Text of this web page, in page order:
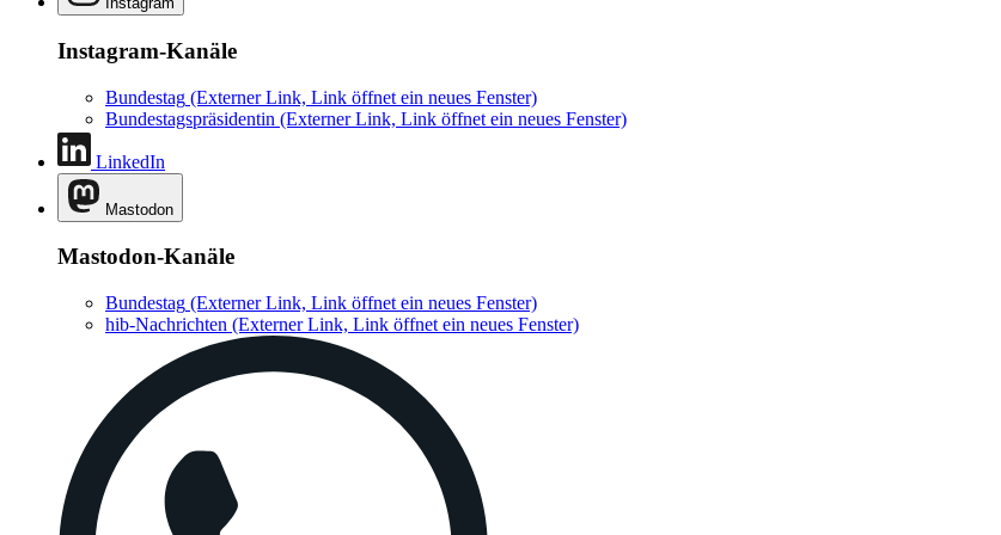
Instagram-Kanäle
Bundestag (Externer Link, Link öffnet ein neues Fenster)
Bundestagspräsidentin (Externer Link, Link öffnet ein neues Fenster)
LinkedIn
Mastodon
Mastodon-Kanäle
Bundestag (Externer Link, Link öffnet ein neues Fenster)
hib-Nachrichten (Externer Link, Link öffnet ein neues Fenster)